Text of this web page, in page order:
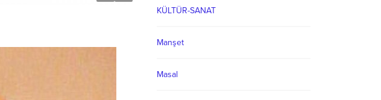
KÜLTÜR-SANAT
Manşet
Masal